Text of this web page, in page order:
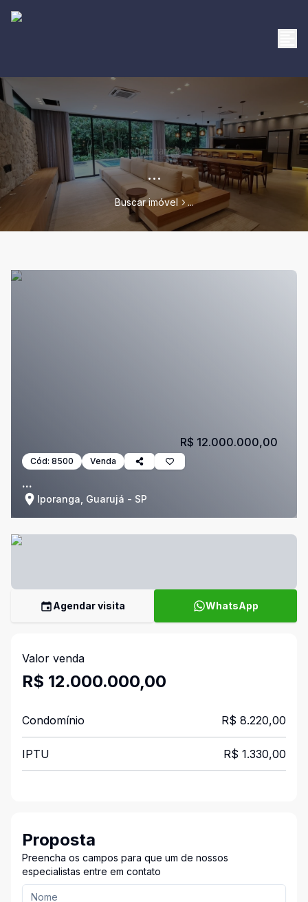
...
Buscar imóvel ...
Cód: 8500 Venda
...
Iporanga, Guarujá - SP
R$ 12.000.000,00
Agendar visita WhatsApp
Valor venda
R$ 12.000.000,00
Condomínio R$ 8.220,00
IPTU R$ 1.330,00
Proposta
Preencha os campos para que um de nossos
especialistas entre em contato